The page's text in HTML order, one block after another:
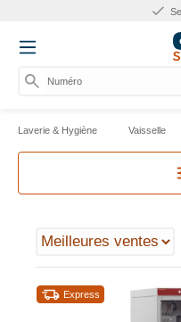
Numéro
Laverie & Hygiène Vaisselle
Express